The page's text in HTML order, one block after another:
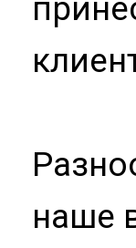
наше